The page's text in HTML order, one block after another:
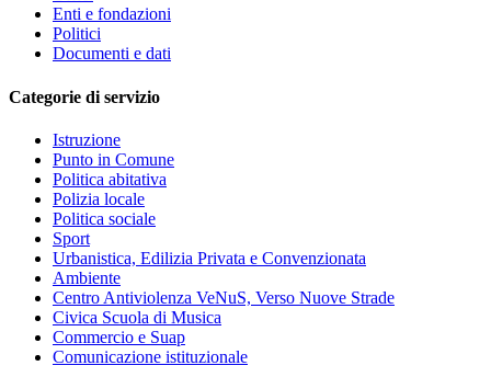
Enti e fondazioni
Politici
Documenti e dati
Categorie di servizio
Istruzione
Punto in Comune
Politica abitativa
Polizia locale
Politica sociale
Sport
Urbanistica, Edilizia Privata e Convenzionata
Ambiente
Centro Antiviolenza VeNuS, Verso Nuove Strade
Civica Scuola di Musica
Commercio e Suap
Comunicazione istituzionale